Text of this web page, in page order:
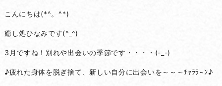
こんにちは(*^。^*)
癒し処ひなみです(^_^)
3月ですね！別れや出会いの季節です・・・・(-_-)
♪疲れた身体を脱ぎ捨て、新しい自分に出会いを～～～ﾁｬﾗﾗ~ﾝ♪